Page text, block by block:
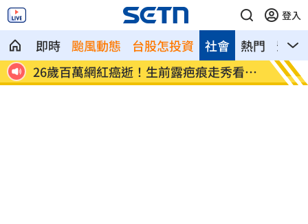
登入
即時 颱風動態 台股怎投資 熱門 影音
社會
哭
店家忘用紙碗裝餐點！他發文討拍反被打
臉
新／
中